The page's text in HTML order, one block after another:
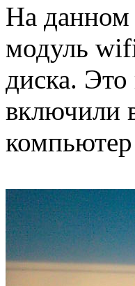
На данном
модуль
диска.
включили